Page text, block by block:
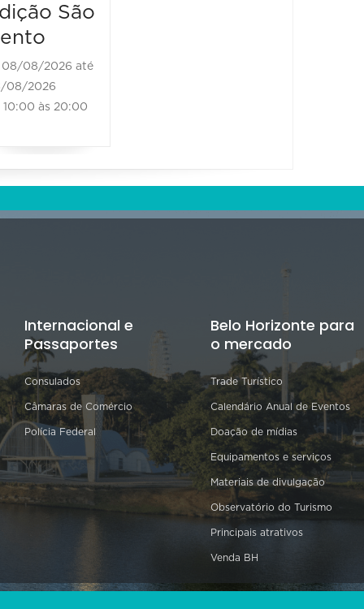
São
08/08/2026 até
08/2026
às 20:00
Internacional e
Passaportes
Consulados
Câmaras de Comércio
Polícia Federal
Belo Horizonte para
o mercado
Trade Turístico
Calendário Anual de Eventos
Doação de mídias
Equipamentos e serviços
Materiais de divulgação
Observatório do Turismo
Principais atrativos
Venda BH